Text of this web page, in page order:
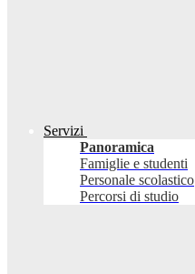
Servizi
Panoramica
Famiglie e studenti
Personale scolastico
Percorsi di studio